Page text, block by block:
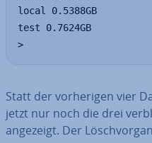
local 0.5388GB
test 0.7624GB
>
Statt der vor­he­ri­gen vier
jetzt nur noch die drei
angezeigt. Der